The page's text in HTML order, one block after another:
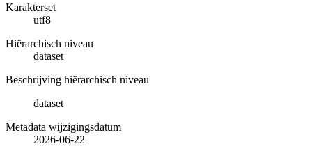
Karakterset
utf8
Hiërarchisch niveau
dataset
Beschrijving hiërarchisch niveau
dataset
Metadata wijzigingsdatum
2026-06-22